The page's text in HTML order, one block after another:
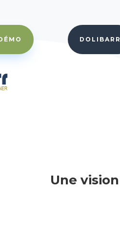
DOLIBARR
Une